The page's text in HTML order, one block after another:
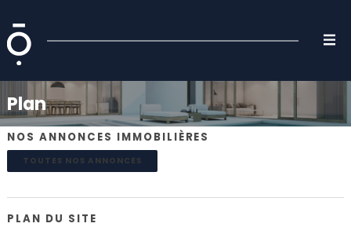
Plan
NOS ANNONCES IMMOBILIÈRES
TOUTES NOS ANNONCES
PLAN DU SITE